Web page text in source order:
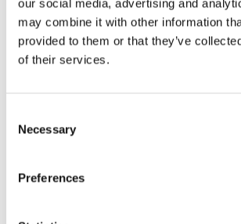
our social media, advertising and
may combine it with other information
provided to them or that they’ve
of their services.
Selection
Necessary
Preferences